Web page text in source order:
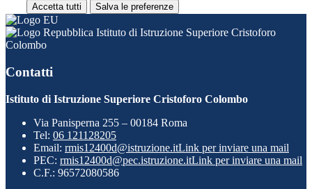
Accetta tutti Salva le preferenze
Istituto di Istruzione Superiore Cristoforo
Colombo
Contatti
Istituto di Istruzione Superiore Cristoforo Colombo
Via Panisperna 255 – 00184 Roma
Tel: 06 121128205
Email: rmis12400d@istruzione.itLink per inviare una mail
PEC: rmis12400d@pec.istruzione.itLink per inviare una mail
C.F.: 96572080586